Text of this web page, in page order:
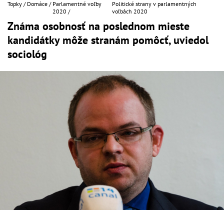
Topky
Domáce
Parlamentné voľby
2020
Politické strany v parlamentných
voľbách 2020
Známa osobnosť na poslednom mieste
kandidátky môže stranám pomôcť, uviedol
sociológ